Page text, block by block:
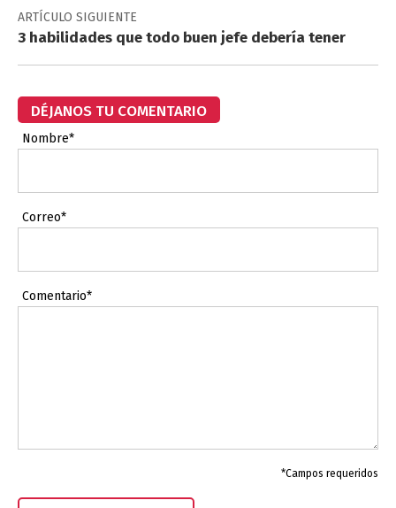
ARTÍCULO SIGUIENTE
3 habilidades que todo buen jefe debería tener
DÉJANOS TU COMENTARIO
Nombre*
Correo*
Comentario*
*Campos requeridos